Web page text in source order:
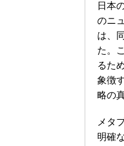
日本
のニ
は、
た。
るた
象徴
略の
メタ
明確